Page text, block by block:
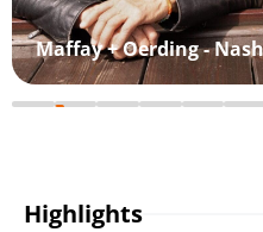
Maffay + Oerding -
Highlights